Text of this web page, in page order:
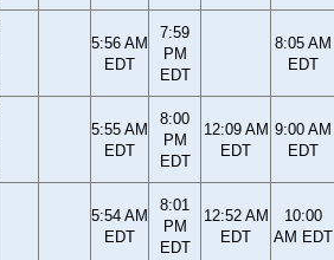
5:56 AM
EDT
7:59
PM
EDT
8:05 AM
EDT
5:55 AM
EDT
8:00
PM
EDT
12:09 AM
EDT
9:00 AM
EDT
5:54 AM
EDT
8:01
PM
EDT
12:52 AM
EDT
10:00
AM EDT